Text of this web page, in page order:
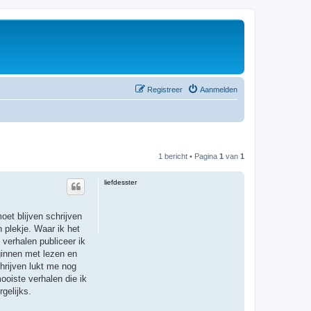
Aanmelden
Registreer
1 bericht • Pagina 1 van 1
liefdesster
blijven schrijven
plekje. Waar ik het
publiceer ik
met lezen en
lukt me nog
verhalen die ik